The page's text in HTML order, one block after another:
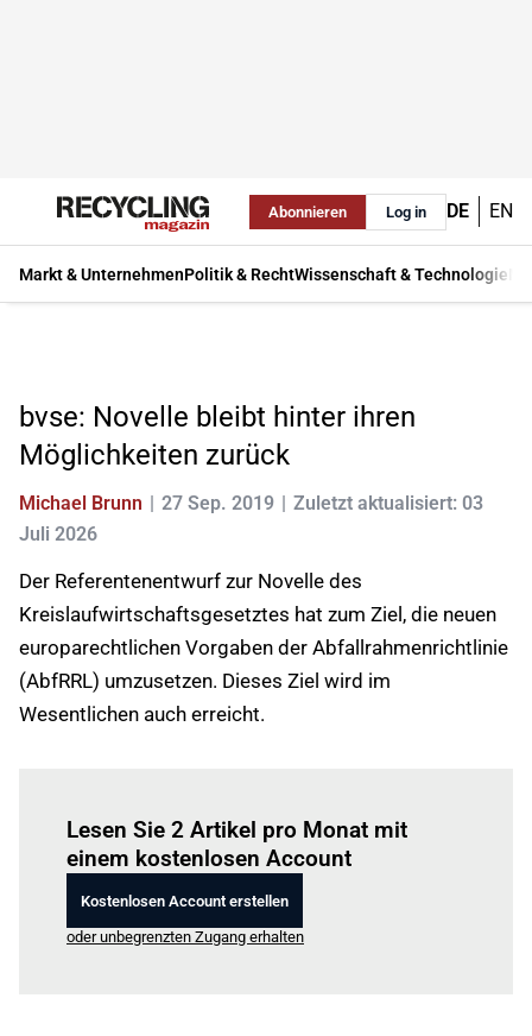
Abonnieren Log in DE EN
Markt & UnternehmenPolitik & RechtWissenschaft & Technologie
bvse: Novelle bleibt hinter ihren
Möglichkeiten zurück
Michael Brunn 27 Sep. 2019
Zuletzt aktualisiert: 03
Juli 2026
Der Referentenentwurf zur Novelle des
Kreislaufwirtschaftsgesetztes hat zum Ziel, die neuen
europarechtlichen Vorgaben der Abfallrahmenrichtlinie
(AbfRRL) umzusetzen. Dieses Ziel wird im
Wesentlichen auch erreicht.
Lesen Sie 2 Artikel pro Monat mit
einem kostenlosen Account
Kostenlosen Account erstellen
oder unbegrenzten Zugang erhalten